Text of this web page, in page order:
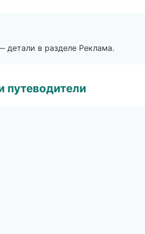
в разделе Реклама.
путеводители